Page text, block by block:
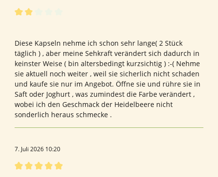
Diese Kapseln nehme ich schon sehr lange( 2 Stück
täglich ) , aber meine Sehkraft verändert sich dadurch in
keinster Weise ( bin altersbedingt kurzsichtig ) :-( Nehme
sie aktuell noch weiter , weil sie sicherlich nicht schaden
und kaufe sie nur im Angebot. Öffne sie und rühre sie in
Saft oder Joghurt , was zumindest die Farbe verändert ,
wobei ich den Geschmack der Heidelbeere nicht
sonderlich heraus schmecke .
7. Juli 2026 10:20